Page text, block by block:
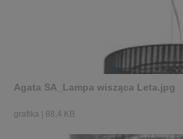
Agata SA_Lampa wisząca Leta.jpg
grafika | 88,4 KB